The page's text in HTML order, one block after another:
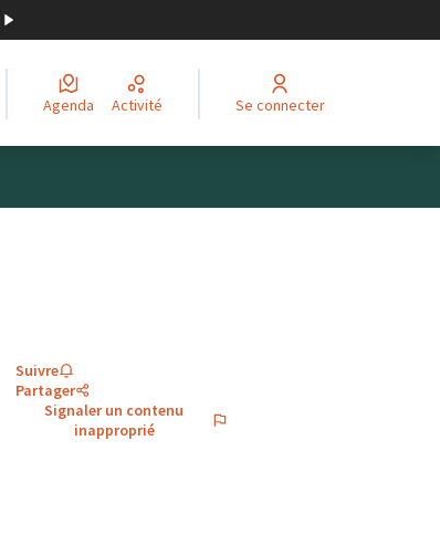
Agenda Activité Se connecter
Suivre
Partager
Signaler un contenu
inapproprié